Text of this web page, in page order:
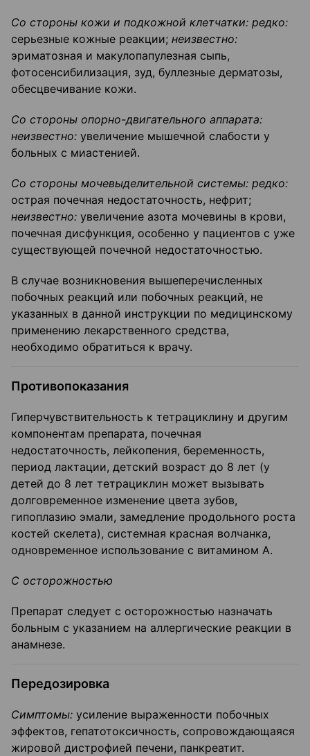
Со стороны кожи и подкожной клетчатки: редко:
серьезные кожные реакции; неизвестно:
эриматозная и макулопапулезная сыпь,
фотосенсибилизация, зуд, буллезные дерматозы,
обесцвечивание кожи.
Со стороны опорно-двигательного аппарата:
неизвестно: увеличение мышечной слабости у
больных с миастенией.
Со стороны мочевыделительной системы: редко:
острая почечная недостаточность, нефрит;
неизвестно: увеличение азота мочевины в крови,
почечная дисфункция, особенно у пациентов с уже
существующей почечной недостаточностью.
В случае возникновения вышеперечисленных
побочных реакций или побочных реакций, не
указанных в данной инструкции по медицинскому
применению лекарственного средства,
необходимо обратиться к врачу.
Противопоказания
Гиперчувствительность к тетрациклину и другим
компонентам препарата, почечная
недостаточность, лейкопения, беременность,
период лактации, детский возраст до 8 лет (у
детей до 8 лет тетрациклин может вызывать
долговременное изменение цвета зубов,
гипоплазию эмали, замедление продольного роста
костей скелета), системная красная волчанка,
одновременное использование с витамином А.
С осторожностью
Препарат следует с осторожностью назначать
больным с указанием на аллергические реакции в
анамнезе.
Передозировка
Симптомы: усиление выраженности побочных
эффектов, гепатотоксичность, сопровождающаяся
жировой дистрофией печени, панкреатит.